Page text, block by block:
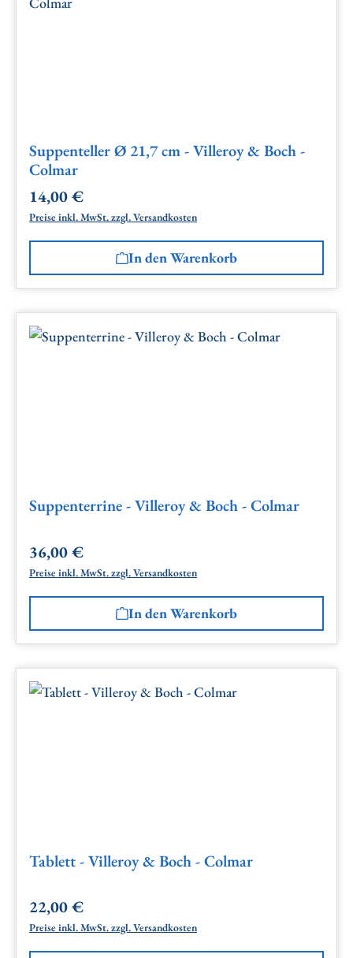
Suppenteller Ø 21,7 cm - Villeroy & Boch -
Colmar
Regulärer Preis:
14,00 €
Preise inkl. MwSt. zzgl. Versandkosten
In den Warenkorb
Suppenterrine - Villeroy & Boch - Colmar
Regulärer Preis:
36,00 €
Preise inkl. MwSt. zzgl. Versandkosten
In den Warenkorb
Tablett - Villeroy & Boch - Colmar
Regulärer Preis:
22,00 €
Preise inkl. MwSt. zzgl. Versandkosten